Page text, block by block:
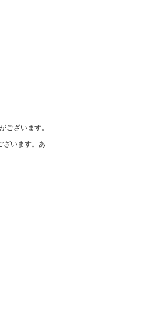
ございます。
ざいます。あ